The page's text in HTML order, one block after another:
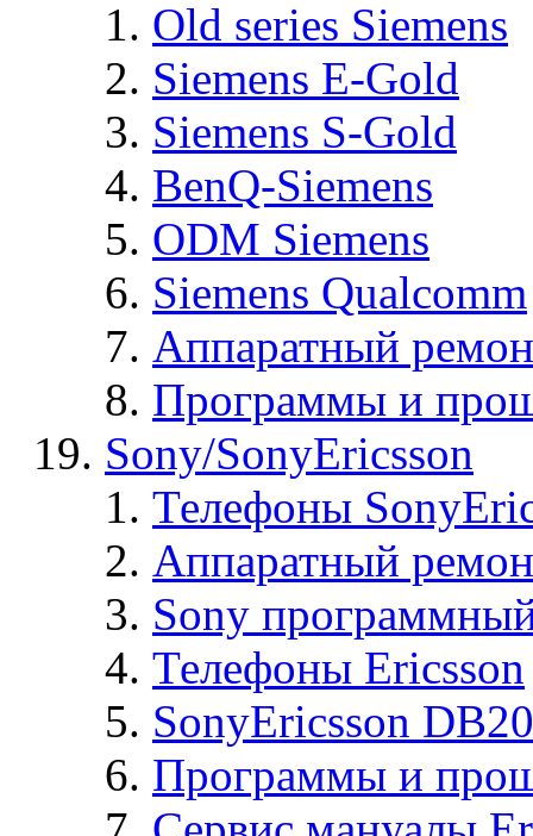
Old series Siemens
Siemens E-Gold
Siemens S-Gold
BenQ-Siemens
ODM Siemens
Siemens Qualcomm
Аппаратный
Программы и
Sony/SonyEricsson
Телефоны
Аппаратный
Sony
Телефоны Ericsson
SonyEricsson
Программы и